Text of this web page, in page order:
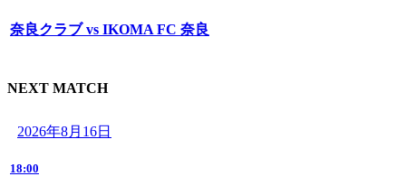
奈良クラブ vs IKOMA FC 奈良
NEXT MATCH
2026年8月16日
18:00